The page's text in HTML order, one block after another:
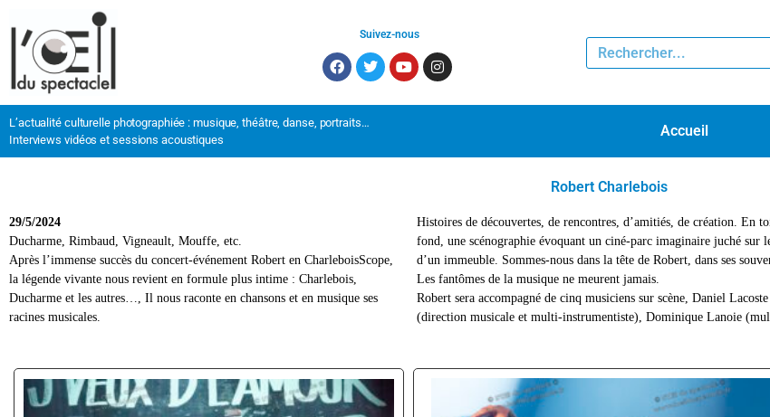
Suivez-nous
L’actualité culturelle photographiée : musique, théâtre, danse, portraits…
Interviews vidéos et sessions acoustiques
Accueil
Robert Charlebois
29/5/2024
Ducharme, Rimbaud, Vigneault, Mouffe, etc.
Après l’immense succès du concert-événement Robert en CharleboisScope,
la légende vivante nous revient en formule plus intime : Charlebois,
Ducharme et les autres…, Il nous raconte en chansons et en musique ses
racines musicales.
Histoires de découvertes, de rencontres, d’amitiés, de création. En
fond, une scénographie évoquant un ciné-parc imaginaire juché sur
d’un immeuble. Sommes-nous dans la tête de Robert, dans ses
Les fantômes de la musique ne meurent jamais.
Robert sera accompagné de cinq musiciens sur scène, Daniel Lacoste
(direction musicale et multi-instrumentiste), Dominique Lanoie